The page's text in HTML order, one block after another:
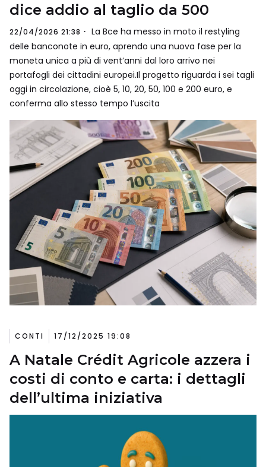
dice addio al taglio da 500
22/04/2026 21:38
La Bce ha messo in moto il restyling
delle banconote in euro, aprendo una nuova fase per la
moneta unica a più di vent’anni dal loro arrivo nei
portafogli dei cittadini europei.Il progetto riguarda i sei tagli
oggi in circolazione, cioè 5, 10, 20, 50, 100 e 200 euro, e
conferma allo stesso tempo l’uscita
CONTI 17/12/2025 19:08
A Natale Crédit Agricole azzera i
costi di conto e carta: i dettagli
dell’ultima iniziativa